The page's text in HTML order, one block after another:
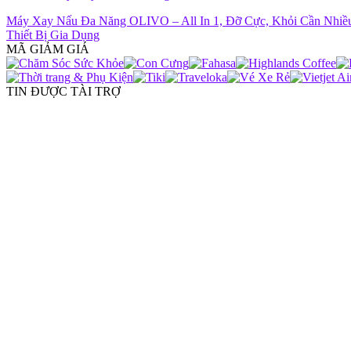
Máy Xay Nấu Đa Năng OLIVO – All In 1, Đỡ Cực, Khỏi Cần
Thiết Bị Gia Dụng
MÃ GIẢM GIÁ
TIN ĐƯỢC TÀI TRỢ